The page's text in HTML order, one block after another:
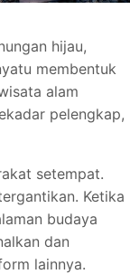
hijau,
membentuk
alam
pelengkap,
setempat.
Ketika
budaya
dan
lainnya.